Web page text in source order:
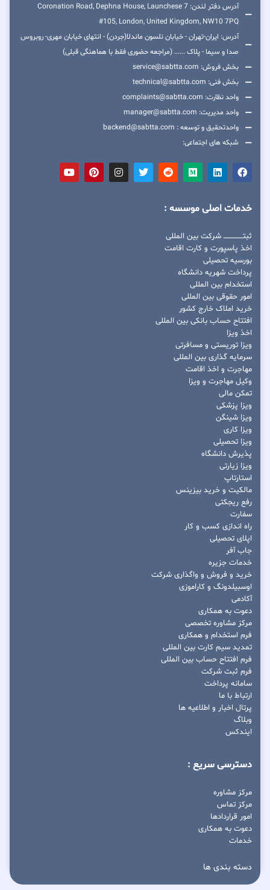
آدرس دفتر لندن: 7 Coronation Road, Dephna House, Launchese
#105, London, United Kingdom, NW10 7PQ
آدرس: ایران-تهران - خیابان نلسون ماندلا(جردن) - انتهای خیابان مهری- روبروس
صدا و سیما - پلاک ...... (مراجعه حضوری فقط با هماهنگی قبلی)
بخش فروش: service@sabtta.com
بخش فنی: technical@sabtta.com
واحد نظارت: complaints@sabtta.com
واحد مدیریت: manager@sabtta.com
واحدتحقیق و توسعه : backend@sabtta.com
شبکه های اجتماعی:
خدمات اصلی موسسه :
ثبتــــــــــــــــ شرکت بین المللی
اخذ پاسپورت و کارت اقامت
بورسیه تحصیلی
پرداخت شهریه دانشگاه
استخدام بین المللی
امور حقوقی بین المللی
خرید املاک خارج کشور
افتتاح حساب بانکی بین المللی
اخذ ویزا
ویزا توریستی و مسافرتی
سرمایه گذاری بین المللی
مهاجرت و اخذ اقامت
وکیل مهاجرت و ویزا
تمکن مالی
ویزا پزشکی
ویزا شینگن
ویزا کاری
ویزا تحصیلی
پذیرش دانشگاه
ویزا زیارتی
استارتاپ
مالکیت و خرید بیزینس
رفع ریجکتی
سفارت
راه اندازی کسب و کار
اپلای تحصیلی
جاب آفر
خدمات جزیره
خرید و فروش و واگذاری شرکت
اوسبیلدونگ و کاراموزی
آکادمی
دعوت به همکاری
مرکز مشاوره تخصصی
فرم استخدام و همکاری
تمدید سیم کارت بین المللی
فرم افتتاح حساب بین المللی
فرم ثبت شرکت
سامانه پرداخت
ارتباط با ما
پرتال اخبار و اطلاعیه ها
وبلاگ
ایندکس
دسترسی سریع :
مرکز مشاوره
مرکز تماس
امور قراردادها
دعوت به همکاری
خدمات
دسته بندی ها